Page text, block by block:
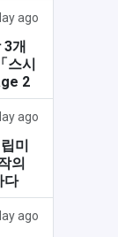
ago
3개
스시
2
ago
미
의
다
ago